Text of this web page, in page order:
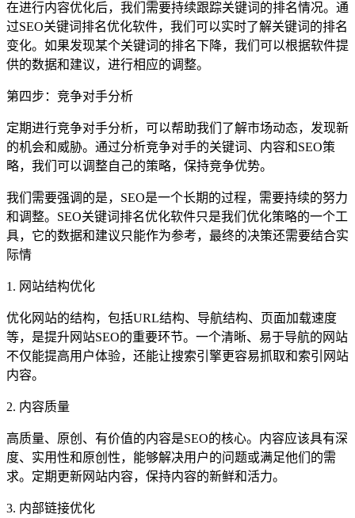
在进行内容优化后，我们需要持续跟踪关键词的排名情况。通
过SEO关键词排名优化软件，我们可以实时了解关键词的排名
变化。如果发现某个关键词的排名下降，我们可以根据软件提
供的数据和建议，进行相应的调整。
第四步：竞争对手分析
定期进行竞争对手分析，可以帮助我们了解市场动态，发现新
的机会和威胁。通过分析竞争对手的关键词、内容和SEO策
略，我们可以调整自己的策略，保持竞争优势。
我们需要强调的是，SEO是一个长期的过程，需要持续的努力
和调整。SEO关键词排名优化软件只是我们优化策略的一个工
具，它的数据和建议只能作为参考，最终的决策还需要结合实
际情
1. 网站结构优化
优化网站的结构，包括URL结构、导航结构、页面加载速度
等，是提升网站SEO的重要环节。一个清晰、易于导航的网站
不仅能提高用户体验，还能让搜索引擎更容易抓取和索引网站
内容。
2. 内容质量
高质量、原创、有价值的内容是SEO的核心。内容应该具有深
度、实用性和原创性，能够解决用户的问题或满足他们的需
求。定期更新网站内容，保持内容的新鲜和活力。
3. 内部链接优化